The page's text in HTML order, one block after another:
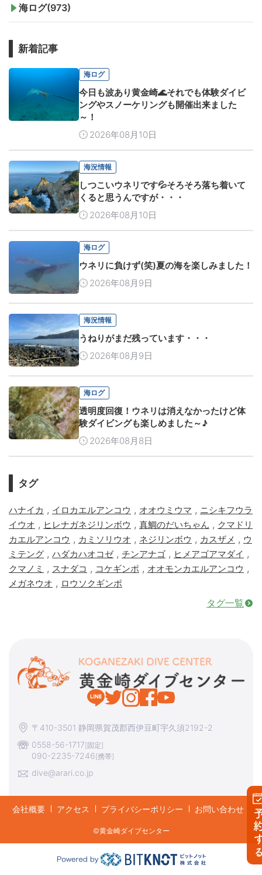
予
海ログ(973)
新着記事
海ログ
今日も波あり黄金崎🌊それでも体験ダイビ
ングやスノーケリングも開催出来ました
～！
2026年08月10日
海況情報
しつこいウネリです💦そろそろ落ち着いて
くると思うんですが・・・
2026年08月10日
海ログ
ウネリに負けず(笑)夏の海を楽しみました！
2026年08月9日
海況情報
うねりがまだ残っています・・・
2026年08月9日
海ログ
透明度回復！ウネリは消えなかったけど体
験ダイビングも楽しめました～♪
2026年08月8日
タグ
ハナイカ , イロカエルアンコウ , オオウミウマ , ニシキフウラ
イウオ , ヒレナガネジリンボウ , 真鯛のだいちゃん , クマドリ
カエルアンコウ , カミソリウオ , ネジリンボウ , カスザメ , ウ
ミテング , ハダカハオコゼ, チンアナゴ , ヒメアゴアマダイ ,
クマノミ , スナダコ , コケギンポ , オオモンカエルアンコウ ,
メガネウオ , ロウソクギンポ
タグ一覧
〒410-3501 静岡県賀茂郡西伊豆町宇久須2192-2
0558-56-1717[固定]
090-2235-7246[携帯]
dive@arari.co.jp
会社概要 アクセス プライバシーポリシー お問い合わせ
©︎黄金崎ダイブセンター